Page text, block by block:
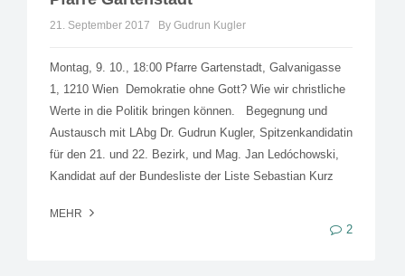
21. September 2017 By Gudrun Kugler
Montag, 9. 10., 18:00 Pfarre Gartenstadt, Galvanigasse
1, 1210 Wien Demokratie ohne Gott? Wie wir christliche
Werte in die Politik bringen können. Begegnung und
Austausch mit LAbg Dr. Gudrun Kugler, Spitzenkandidatin
für den 21. und 22. Bezirk, und Mag. Jan Ledóchowski,
Kandidat auf der Bundesliste der Liste Sebastian Kurz
MEHR
2